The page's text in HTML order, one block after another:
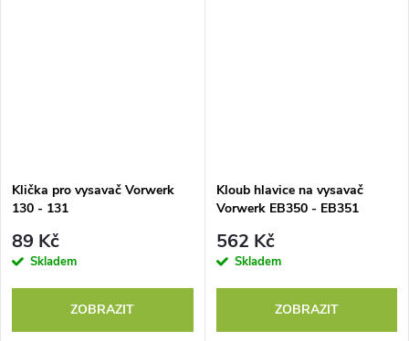
Klička pro vysavač Vorwerk
130 - 131
89 Kč
Skladem
ZOBRAZIT
Kloub hlavice na vysavač
Vorwerk EB350 - EB351
562 Kč
Skladem
ZOBRAZIT